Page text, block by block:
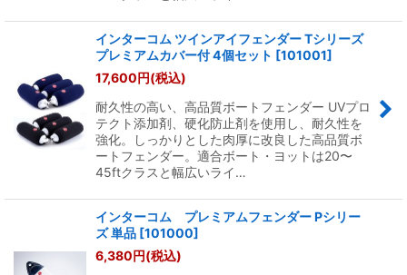
インターコム ツインアイフェンダー Tシリーズ
プレミアムカバー付 4個セット [101001]
17,600円(税込)
耐久性の高い、高品質ボートフェンダー UVプロ
テクト添加剤、硬化防止剤を使用し、耐久性を
強化。しっかりとした肉厚に改良した高品質ボ
ートフェンダー。適合ボート・ヨットは20〜
45ftクラスと幅広いライ…
インターコム プレミアムフェンダー Pシリー
ズ 単品 [101000]
6,380円(税込)